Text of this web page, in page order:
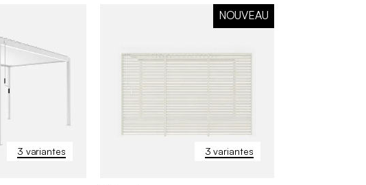
3 variantes 3 variantes
NOUVEAU